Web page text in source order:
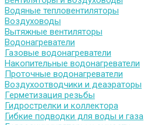
Водяные тепловентиляторы
Воздуховоды
Вытяжные вентиляторы
Водонагреватели
Газовые водонагреватели
Накопительные водонагреватели
Проточные водонагреватели
Воздухоотводчики и деаэраторы
Герметизация резьбы
Гидрострелки и коллектора
Гибкие подводки для воды и газа